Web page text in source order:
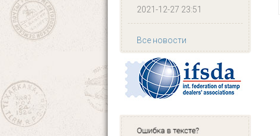
2021-12-27 23:51
Все новости